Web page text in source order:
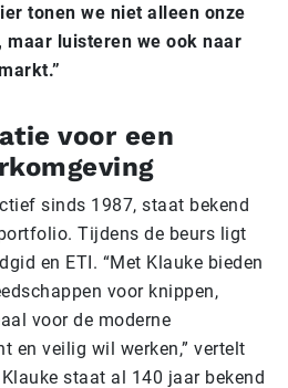
tonen we niet alleen onze
maar luisteren we ook naar
voor een
sinds 1987, staat bekend
Tijdens de beurs ligt
en ETI. “Met Klauke bieden
voor knippen,
voor de moderne
en veilig wil werken,” vertelt
staat al 140 jaar bekend